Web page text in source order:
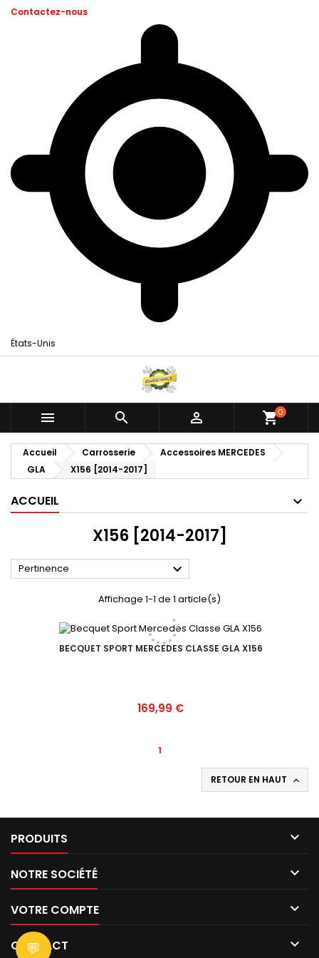
Contactez-nous
États-Unis
   shopping_cart0
Accueil Carrosserie
Accessoires MERCEDES
GLA
X156 [2014-2017]
ACCUEIL
X156 [2014-2017]
Pertinence 
Affichage 1-1 de 1 article(s)
BECQUET SPORT MERCEDES CLASSE GLA X156
Prix
169,99 €
1
RETOUR EN HAUT 
PRODUITS 
NOTRE SOCIÉTÉ 
VOTRE COMPTE 
CONTACT 
💬